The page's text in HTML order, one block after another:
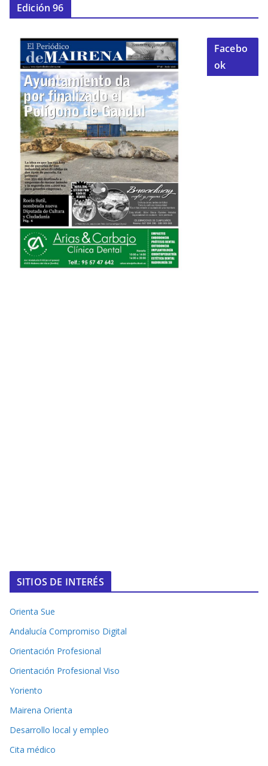
Edición 96
Facebo
ok
SITIOS DE INTERÉS
Orienta Sue
Andalucía Compromiso Digital
Orientación Profesional
Orientación Profesional Viso
Yoriento
Mairena Orienta
Desarrollo local y empleo
Cita médico